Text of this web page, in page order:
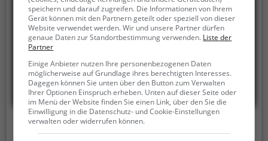
Kurpark
speichern und darauf zugreifen. Die Informationen von Ihrem
Gerät können mit den Partnern geteilt oder speziell von dieser
Website verwendet werden. Wir und unsere Partner dürfen
genaue Daten zur Standortbestimmung verwenden. Liste der
Partner
Einige Anbieter nutzen Ihre personenbezogenen Daten
möglicherweise auf Grundlage ihres berechtigten Interesses.
Dagegen können Sie unten über den Button zum Verwalten
Ihrer Optionen Einspruch erheben. Unten auf dieser Seite oder
im Menü der Website finden Sie einen Link, über den Sie die
Einwilligung in die Datenschutz- und Cookie-Einstellungen
verwalten oder widerrufen können.